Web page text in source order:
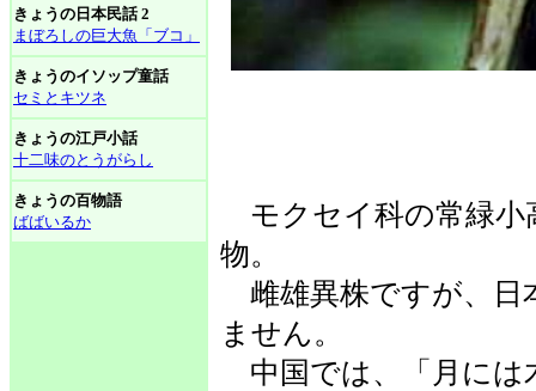
きょうの日本民話 2
まぼろしの巨大魚「ブコ」
きょうのイソップ童話
セミとキツネ
きょうの江戸小話
十二味のとうがらし
きょうの百物語
ばばいるか
モクセイ科の常緑小
物。
雌雄異株ですが、日
ません。
中国では、「月には